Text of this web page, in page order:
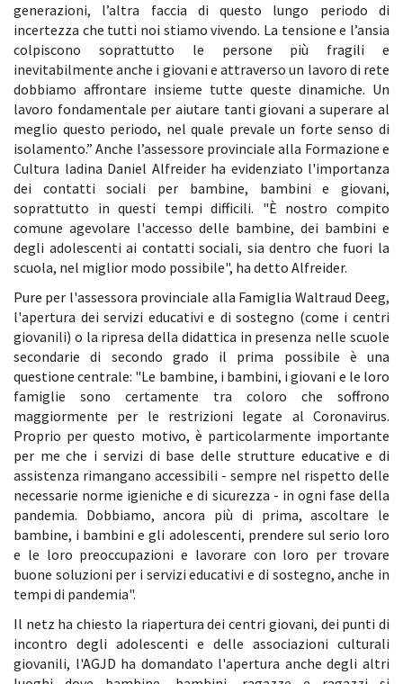
generazioni, l’altra faccia di questo lungo periodo di
incertezza che tutti noi stiamo vivendo. La tensione e l’ansia
colpiscono soprattutto le persone più fragili e
inevitabilmente anche i giovani e attraverso un lavoro di rete
dobbiamo affrontare insieme tutte queste dinamiche. Un
lavoro fondamentale per aiutare tanti giovani a superare al
meglio questo periodo, nel quale prevale un forte senso di
isolamento.” Anche l’assessore provinciale alla Formazione e
Cultura ladina Daniel Alfreider ha evidenziato l'importanza
dei contatti sociali per bambine, bambini e giovani,
soprattutto in questi tempi difficili. "È nostro compito
comune agevolare l'accesso delle bambine, dei bambini e
degli adolescenti ai contatti sociali, sia dentro che fuori la
scuola, nel miglior modo possibile", ha detto Alfreider.
Pure per l'assessora provinciale alla Famiglia Waltraud Deeg,
l'apertura dei servizi educativi e di sostegno (come i centri
giovanili) o la ripresa della didattica in presenza nelle scuole
secondarie di secondo grado il prima possibile è una
questione centrale: "Le bambine, i bambini, i giovani e le loro
famiglie sono certamente tra coloro che soffrono
maggiormente per le restrizioni legate al Coronavirus.
Proprio per questo motivo, è particolarmente importante
per me che i servizi di base delle strutture educative e di
assistenza rimangano accessibili - sempre nel rispetto delle
necessarie norme igieniche e di sicurezza - in ogni fase della
pandemia. Dobbiamo, ancora più di prima, ascoltare le
bambine, i bambini e gli adolescenti, prendere sul serio loro
e le loro preoccupazioni e lavorare con loro per trovare
buone soluzioni per i servizi educativi e di sostegno, anche in
tempi di pandemia".
Il netz ha chiesto la riapertura dei centri giovani, dei punti di
incontro degli adolescenti e delle associazioni culturali
giovanili, l'AGJD ha domandato l'apertura anche degli altri